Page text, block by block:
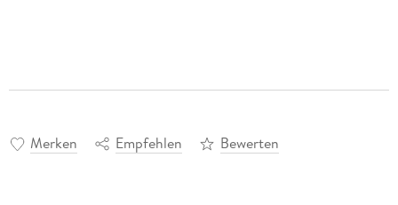
Merken Empfehlen Bewerten